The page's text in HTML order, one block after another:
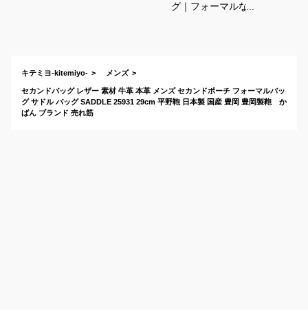
グ｜フォーマルなき
キテミヨ-kitemiyo- メンズ
セカンドバッグ レザー 素材 牛革 本革 メンズ セカンドポーチ フォーマルバッ
グ サドル バッグ SADDLE 25931 29cm 平野鞄 日本製 国産 豊岡 豊岡製鞄 か
ばん ブランド 売れ筋